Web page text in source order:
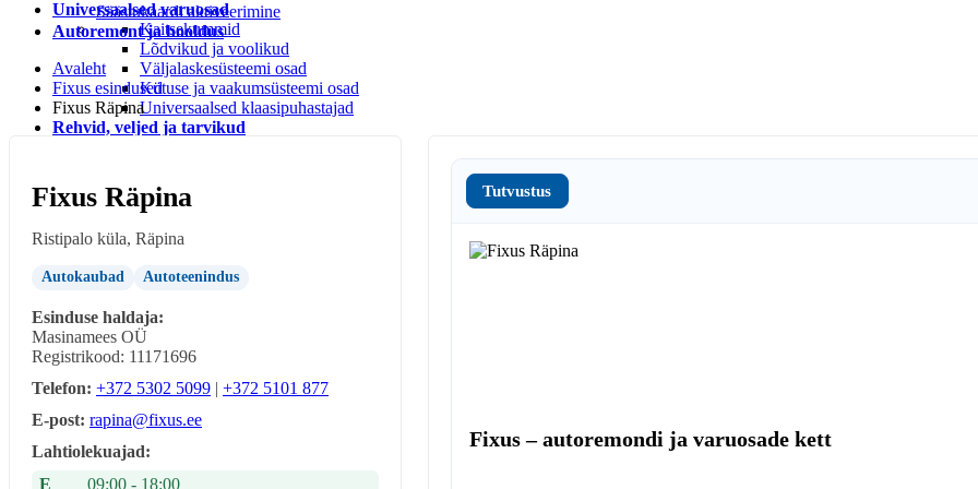
Universaalsed varuosad
Kaitsekummid
Lõdvikud ja voolikud
Väljalaskesüsteemi osad
Kütuse ja vaakumsüsteemi osad
Universaalsed klaasipuhastajad
Rehvid, veljed ja tarvikud
LEIUNURK
Leiunurk autotarvikud
Leiunurk autokeemia ja õlid
Leiunurk aia ja kodukaubad
Säästukaardi aktiveerimine
Autoremont ja hooldus
Avaleht
Fixus esindused
Fixus Räpina
Fixus Räpina
Ristipalo küla, Räpina
Autokaubad Autoteenindus
Esinduse haldaja:
Masinamees OÜ
Registrikood: 11171696
Telefon: +372 5302 5099 | +372 5101 877
E-post: rapina@fixus.ee
Lahtiolekuajad:
E
09:00 - 18:00
Tutvustus
Fixus – autoremondi ja varuosade kett